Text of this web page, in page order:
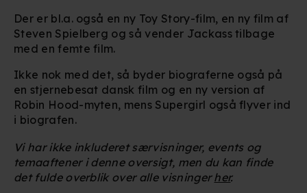
Der er bl.a. også en ny Toy Story-film, en ny film af
Steven Spielberg og så vender Jackass tilbage
med en femte film.
Ikke nok med det, så byder biograferne også på
en stjernebesat dansk film og en ny version af
Robin Hood-myten, mens Supergirl også flyver ind
i biografen.
Vi har ikke inkluderet særvisninger, events og
temaaftener i denne oversigt, men du kan finde
det fulde overblik over alle visningerher.